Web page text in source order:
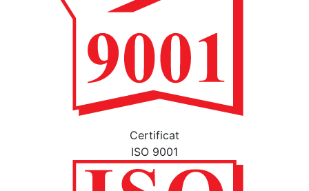
Certificat
ISO 9001